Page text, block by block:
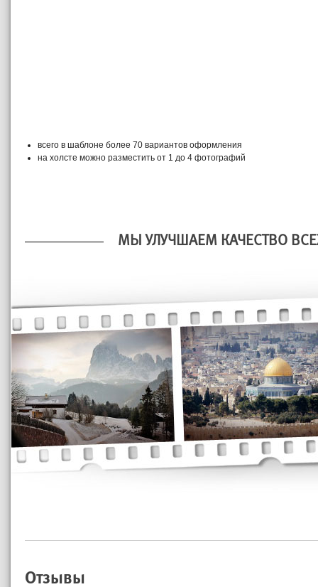
всего в шаблоне более 70 вариантов оформления
на холсте можно разместить от 1 до 4 фотографий
МЫ УЛУЧШАЕМ КАЧЕСТВО
Отзывы